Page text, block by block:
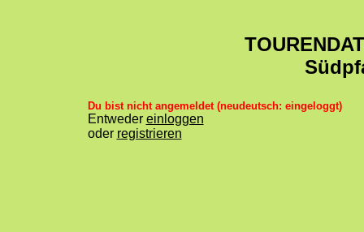
Du bist nicht angemeldet (neudeutsch: eingeloggt)
Entweder einloggen
oder registrieren